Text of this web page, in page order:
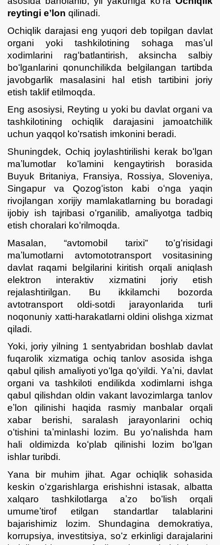
reytingi eʼlon qilinadi.
Ochiqlik darajasi eng yuqori deb topilgan davlat
organi yoki tashkilotining sohaga masʼul
xodimlarini ragʻbatlantirish, aksincha salbiy
boʻlganlarini qonunchilikda belgilangan tartibda
javobgarlik masalasini hal etish tartibini joriy
etish taklif etilmoqda.
Eng asosiysi, Reyting u yoki bu davlat organi va
tashkilotining ochiqlik darajasini jamoatchilik
uchun yaqqol koʻrsatish imkonini beradi.
Shuningdek, Ochiq joylashtirilishi kerak boʻlgan
maʼlumotlar koʻlamini kengaytirish borasida
Buyuk Britaniya, Fransiya, Rossiya, Sloveniya,
Singapur va Qozogʻiston kabi oʻnga yaqin
rivojlangan xorijiy mamlakatlarning bu boradagi
ijobiy ish tajribasi oʻrganilib, amaliyotga tadbiq
etish choralari koʻrilmoqda.
Masalan, “avtomobil tarixi” toʻgʻrisidagi
maʼlumotlarni avtomototransport vositasining
davlat raqami belgilarini kiritish orqali aniqlash
elektron interaktiv xizmatini joriy etish
rejalashtirilgan. Bu ikkilamchi bozorda
avtotransport oldi-sotdi jarayonlarida turli
noqonuniy xatti-harakatlarni oldini olishga xizmat
qiladi.
Yoki, joriy yilning 1 sentyabridan boshlab davlat
fuqarolik xizmatiga ochiq tanlov asosida ishga
qabul qilish amaliyoti yoʻlga qoʻyildi. Yаʼni, davlat
organi va tashkiloti endilikda xodimlarni ishga
qabul qilishdan oldin vakant lavozimlarga tanlov
eʼlon qilinishi haqida rasmiy manbalar orqali
xabar berishi, saralash jarayonlarini ochiq
oʻtishini taʼminlashi lozim. Bu yoʻnalishda ham
hali oldimizda koʻplab qilinishi lozim boʻlgan
ishlar turibdi.
Yana bir muhim jihat. Agar ochiqlik sohasida
keskin oʻzgarishlarga erishishni istasak, albatta
xalqaro tashkilotlarga aʼzo boʻlish orqali
umumeʼtirof etilgan standartlar talablarini
bajarishimiz lozim. Shundagina demokratiya,
korrupsiya, investitsiya, soʻz erkinligi darajalarini